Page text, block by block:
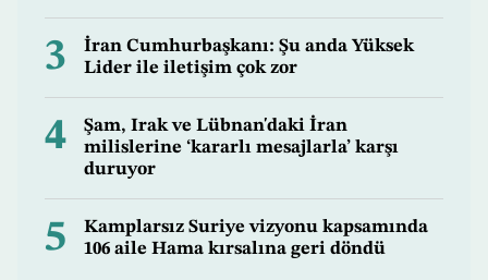
3
İran Cumhurbaşkanı: Şu anda Yüksek
Lider ile iletişim çok zor
4
Şam, Irak ve Lübnan'daki İran
milislerine ‘kararlı mesajlarla’ karşı
duruyor
5
Kamplarsız Suriye vizyonu kapsamında
106 aile Hama kırsalına geri döndü